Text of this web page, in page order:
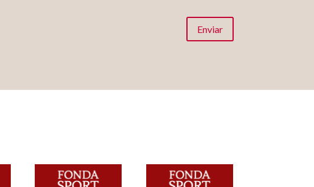
Enviar